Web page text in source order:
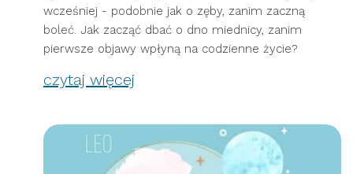
wcześniej - podobnie jak o zęby, zanim zaczną
boleć. Jak zacząć dbać o dno miednicy, zanim
pierwsze objawy wpłyną na codzienne życie?
czytaj więcej